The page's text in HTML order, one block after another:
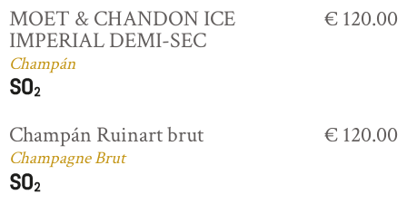
MOET & CHANDON ICE
IMPERIAL DEMI-SEC
Champán
€ 120.00
Champán Ruinart brut
Champagne Brut
€ 120.00